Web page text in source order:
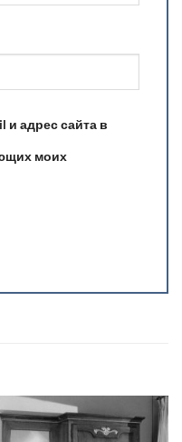
и адрес сайта в
моих